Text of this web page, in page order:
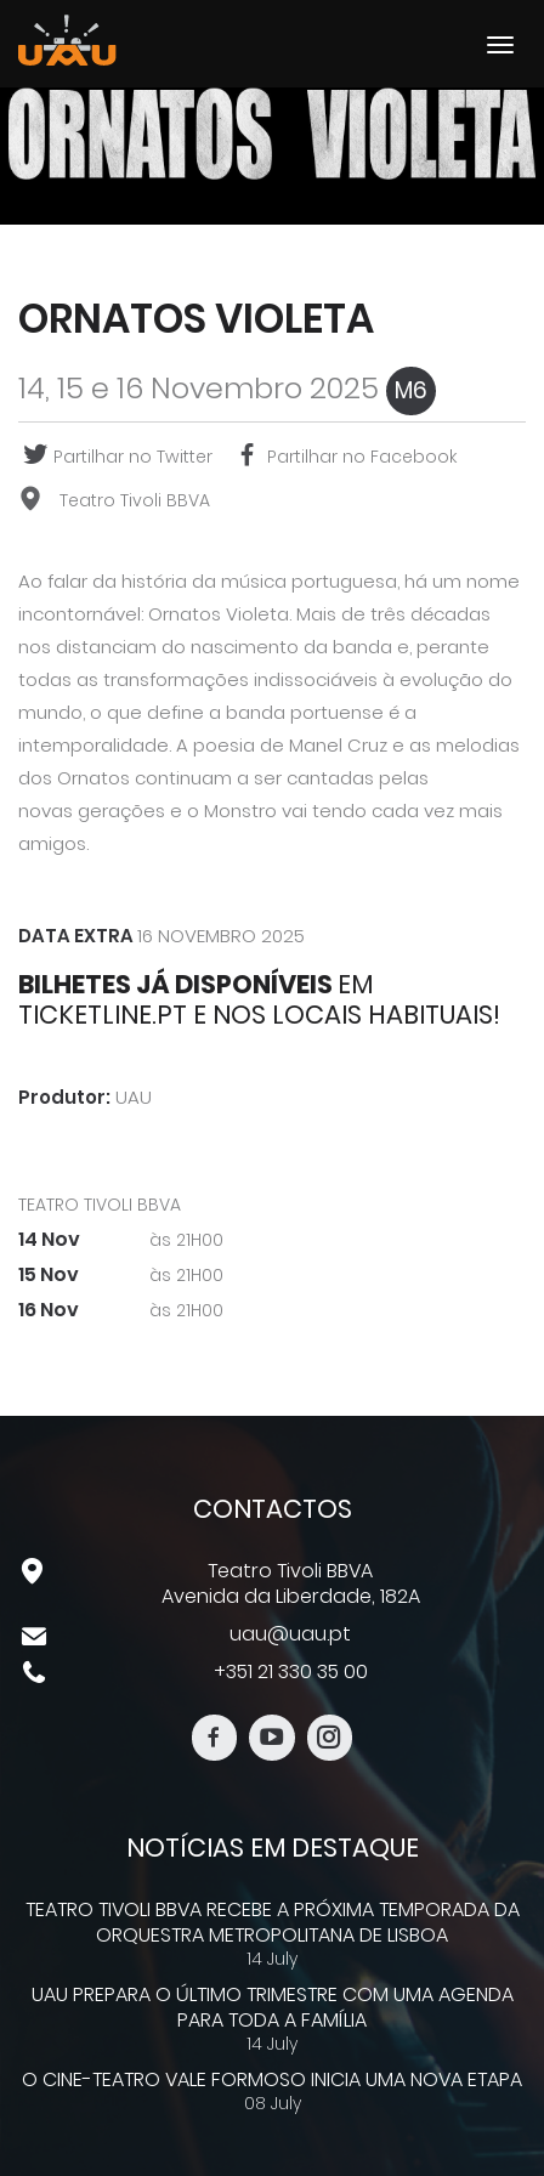
ORNATOS VIOLETA
14, 15 e 16 Novembro 2025 M6
Partilhar no Twitter
Partilhar no Facebook
Teatro Tivoli BBVA
Ao falar da história da música portuguesa, há um nome
incontornável: Ornatos Violeta. Mais de três décadas
nos distanciam do nascimento da banda e, perante
todas as transformações indissociáveis à evolução do
mundo, o que define a banda portuense é a
intemporalidade. A poesia de Manel Cruz e as melodias
dos Ornatos continuam a ser cantadas pelas
novas gerações e o Monstro vai tendo cada vez mais
amigos.
DATA EXTRA16 NOVEMBRO 2025
BILHETES JÁ DISPONÍVEIS EM
TICKETLINE.PT E NOS LOCAIS HABITUAIS!
Produtor: UAU
TEATRO TIVOLI BBVA
14 Nov às 21H00
15 Nov às 21H00
16 Nov às 21H00
CONTACTOS
Teatro Tivoli BBVA
Avenida da Liberdade, 182A
uau@uau.pt
+351 21 330 35 00
NOTÍCIAS EM DESTAQUE
TEATRO TIVOLI BBVA RECEBE A PRÓXIMA TEMPORADA DA
ORQUESTRA METROPOLITANA DE LISBOA
14 July
UAU PREPARA O ÚLTIMO TRIMESTRE COM UMA AGENDA
PARA TODA A FAMÍLIA
14 July
O CINE-TEATRO VALE FORMOSO INICIA UMA NOVA ETAPA
08 July